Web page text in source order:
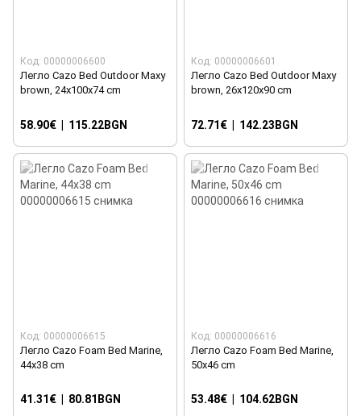
Код: 00000006600
Легло Cazo Bed Outdoor Maxy
brown, 24x100x74 cm
58.90€ | 115.22BGN
Код: 00000006601
Легло Cazo Bed Outdoor Maxy
brown, 26x120x90 cm
72.71€ | 142.23BGN
Код: 00000006615
Легло Cazo Foam Bed Marine,
44x38 cm
41.31€ 80.81BGN
Код: 00000006616
Легло Cazo Foam Bed Marine,
50x46 cm
53.48€ 104.62BGN